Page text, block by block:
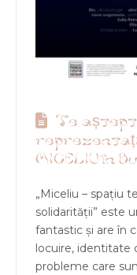
Te
MICELIU în
„Miceliu – spațiu
solidarității” este
fantastic și are în
locuire, identitate
probleme care